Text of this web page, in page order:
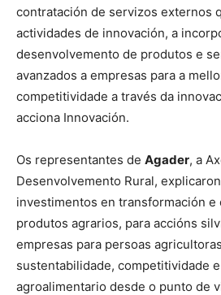
contratación de servizos externos
actividades de innovación, a
desenvolvemento de produtos e
avanzados a empresas para a
competitividade a través da
acciona Innovación.
Os representantes de Agader, a
Desenvolvemento Rural,
investimentos en transformación e
produtos agrarios, para accións
empresas para persoas
sustentabilidade, competitividade
agroalimentario desde o punto de